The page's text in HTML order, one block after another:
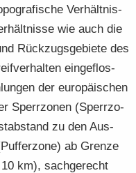
Ver­hält­nis­
wie auch die
Rück­zugs­ge­bie­te des
ein­ge­flos­
der eu­ro­päi­schen
Sperr­zo­nen (Sperr­zo­
zu den Aus­
ab Gren­ze
km), sach­ge­recht